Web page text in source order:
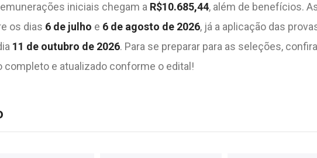
iniciais chegam a R$10.685,44, além de benefícios.
os dias 6 de julho e 6 de agosto de 2026, já a aplicação das
11 de outubro de 2026. Para se preparar para as seleções, confira
completo e atualizado conforme o edital!